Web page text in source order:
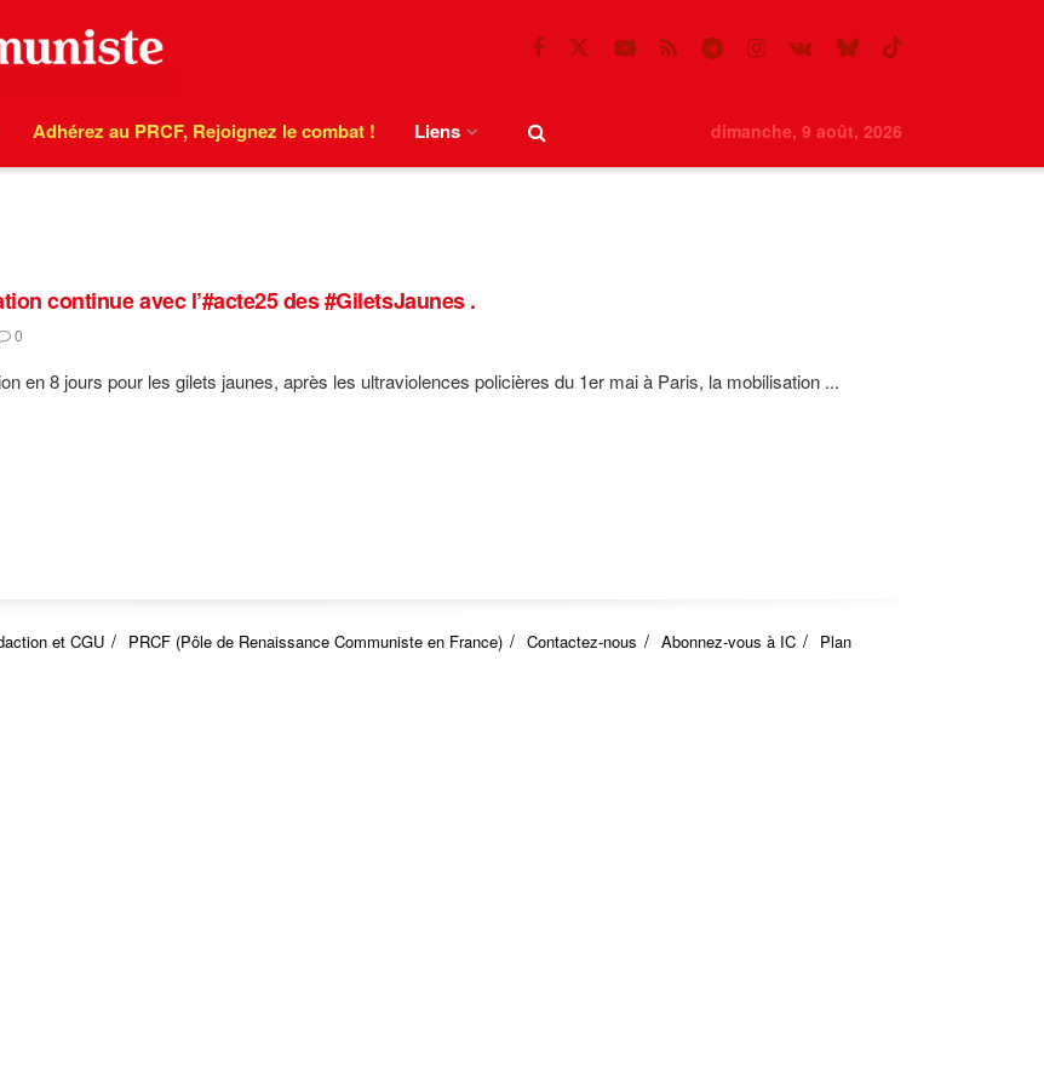
Adhérez au PRCF, Rejoignez le combat ! Liens dimanche, 9 août, 2026
continue avec l’#acte25 des #GiletsJaunes .
0
en 8 jours pour les gilets jaunes, après les ultraviolences policières du 1er mai à Paris, la mobilisation ...
et CGU PRCF (Pôle de Renaissance Communiste en France) Contactez-nous Abonnez-vous à IC Plan